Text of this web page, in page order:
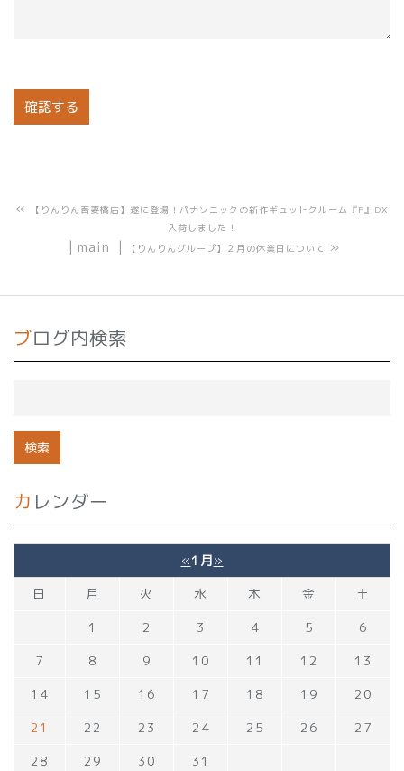
«
【りんりん吾妻橋店】遂に登場！パナソニックの新作ギュットクルーム『F』DX
入荷しました！
main 【りんりんグループ】２月の休業日について »
ブログ内検索
カレンダー
«1月»
日
月 火 水 木 金
土
1
2 3 4 5
6
7
8 9 10 11 12
13
14
15 16 17 18 19
20
21
22 23 24 25 26
27
28
29 30 31